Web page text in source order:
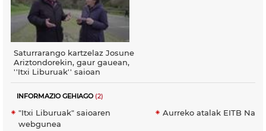
Saturrarango kartzelaz Josune
Ariztondorekin, gaur gauean,
''Itxi Liburuak'' saioan
INFORMAZIO GEHIAGO(2)
"Itxi Liburuak" saioaren
webgunea
Aurreko atalak EITB